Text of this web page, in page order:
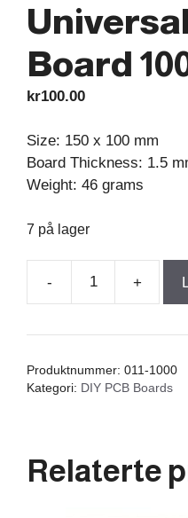
Board
kr100.00
Size: 150 x 100 mm
Board Thickness: 1.5
Weight: 46 grams
7 på lager
-
PCB
1000
+
Produktnummer: 011-1000
Kategori: DIY PCB Boards
Relaterte